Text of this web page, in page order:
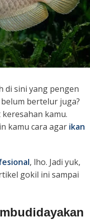
di sini yang pengen
bertelur juga?
kamu.
kamu cara agar ikan
, lho. Jadi yuk,
gokil ini sampai